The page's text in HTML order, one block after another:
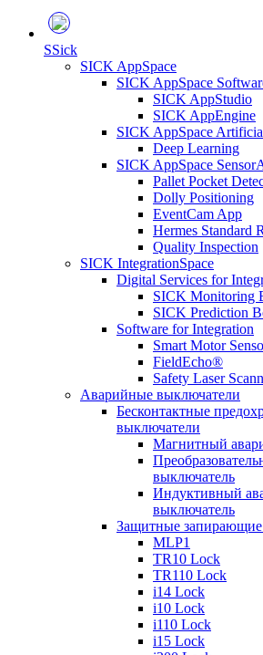
SSick
SICK AppSpace
SICK AppSpace
SICK AppStudio
SICK AppEngine
SICK AppSpace
Deep Learning
SICK AppSpace
Pallet Pocket
Dolly Positioning
EventCam App
Hermes Standard
Quality Inspection
SICK IntegrationSpace
Digital Services for
SICK Monitoring
SICK Prediction
Software for Integration
Smart Motor
FieldEcho®
Safety Laser
Аварийные выключатели
Бесконтактные
выключатели
Магнитный
выключатель
Индуктивный
выключатель
Защитные запирающие
MLP1
TR10 Lock
TR110 Lock
i14 Lock
i10 Lock
i110 Lock
i15 Lock